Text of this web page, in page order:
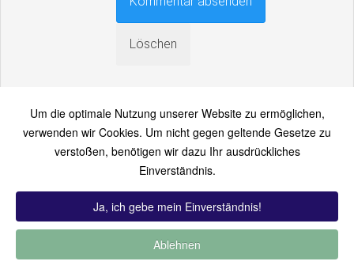
An einen Freund senden
Bitte loggen Sie sich zuerst ein...
Um die optimale Nutzung unserer Website zu ermöglichen,
verwenden wir Cookies. Um nicht gegen geltende Gesetze zu
verstoßen, benötigen wir dazu Ihr ausdrückliches
Einverständnis.
Ja, ich gebe mein Einverständnis!
Ablehnen